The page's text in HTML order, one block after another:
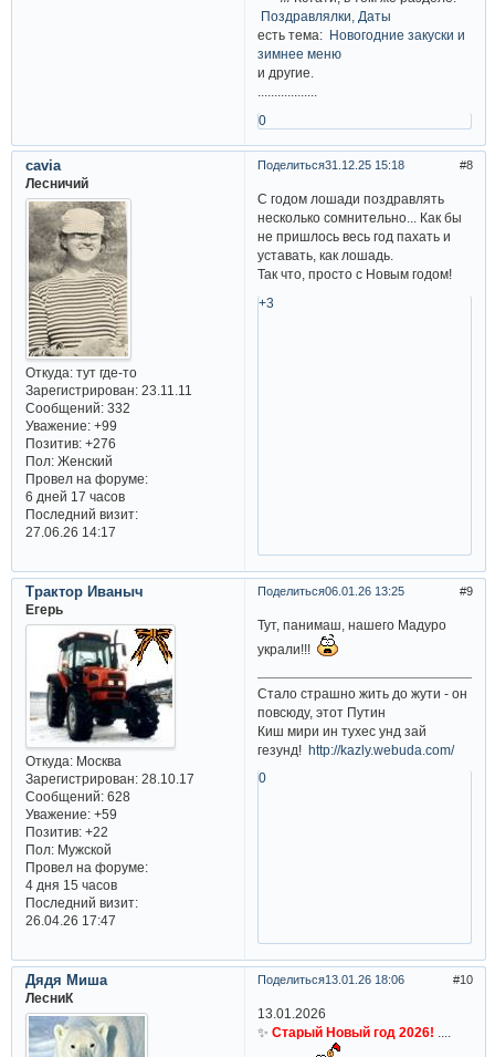
Поздравлялки, Даты
есть тема:
Новогодние закуски и
зимнее меню
и другие.
0
Поделиться 8
31.12.25 15:18
cavia
Лесничий
Откуда:тут где-то
Зарегистрирован: 23.11.11
Сообщений:332
Уважение: +99
Позитив: +276
Пол:Женский
Провел на форуме:
6 дней 17 часов
Последний визит:
27.06.26 14:17
С годом лошади поздравлять
несколько сомнительно... Как бы
не пришлось весь год пахать и
уставать, как лошадь.
Так что, просто с Новым годом!
+3
Поделиться 9
06.01.26 13:25
Трактор Иваныч
Егерь
Откуда:Москва
Зарегистрирован: 28.10.17
Сообщений:628
Уважение: +59
Позитив: +22
Пол:Мужской
Провел на форуме:
4 дня 15 часов
Последний визит:
26.04.26 17:47
Тут, панимаш, нашего Мадуро
украли!!!
Стало страшно жить до жути - он
повсюду, этот Путин
Киш мири ин тухес унд зай
гезунд!http://kazly.webuda.com/
0
Поделиться 10
13.01.26 18:06
Дядя Миша
ЛесниК
13.01.2026
✨Старый Новый год 2026!